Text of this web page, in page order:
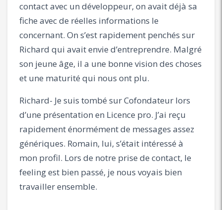
contact avec un développeur, on avait déjà sa
fiche avec de réelles informations le
concernant. On s’est rapidement penchés sur
Richard qui avait envie d’entreprendre. Malgré
son jeune âge, il a une bonne vision des choses
et une maturité qui nous ont plu.
Richard- Je suis tombé sur Cofondateur lors
d’une présentation en Licence pro. J’ai reçu
rapidement énormément de messages assez
génériques. Romain, lui, s’était intéressé à
mon profil. Lors de notre prise de contact, le
feeling est bien passé, je nous voyais bien
travailler ensemble.